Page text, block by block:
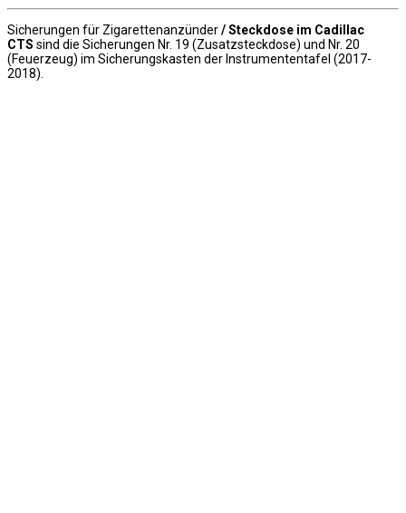
Sicherungen für Zigarettenanzünder/ Steckdose im Cadillac
CTS sind die Sicherungen Nr. 19 (Zusatzsteckdose) und Nr. 20
(Feuerzeug) im Sicherungskasten der Instrumententafel (2017-
2018).